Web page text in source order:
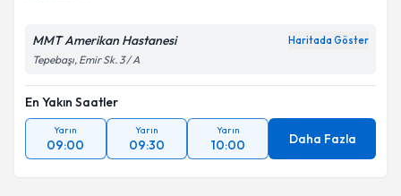
MMT Amerikan Hastanesi Haritada Göster
Tepebaşı, Emir Sk. 3 / A
En Yakın Saatler
Yarın
09:00
Yarın
09:30
Yarın
10:00 Daha Fazla